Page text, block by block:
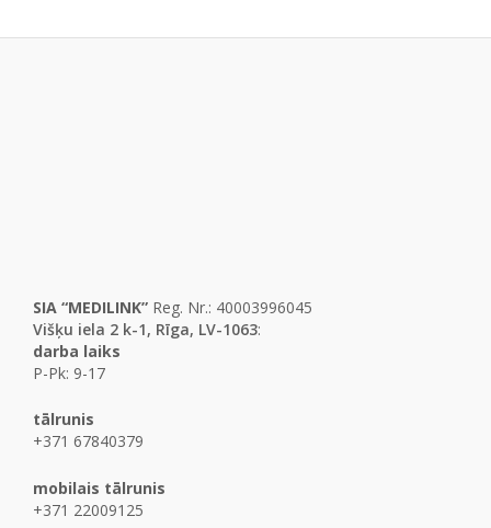
SIA “MEDILINK” Reg. Nr.: 40003996045
Višķu iela 2 k-1, Rīga, LV-1063:
darba laiks
P-Pk: 9-17
tālrunis
+371 67840379
mobilais tālrunis
+371 22009125